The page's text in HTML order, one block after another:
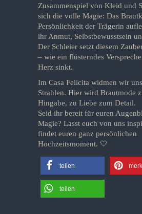
Zusammenspiel von Kleid und
sich die volle Magie: Das
Persönlichkeit der Trägerin
ihr Anmut, Selbstbewusstsein
Der Schleier setzt diesem
– wie ein flüsterndes
Herz sinkt.
Im Casa Felicita widmen wir
Strahlen. Hier wird Brautmode
Hingabe, zu Liebe zum Detail.
Seid ihr bereit für euren
Magie? Lasst euch von uns
findet euren ganz persönlichen
Hochzeitsmoment. 🤍
teilen
teilen